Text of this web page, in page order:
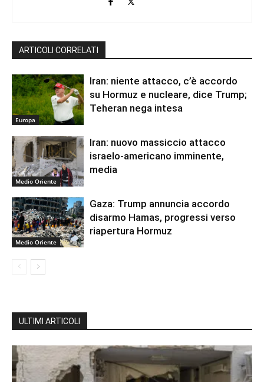
ARTICOLI CORRELATI
Europa
Iran: niente attacco, c’è accordo
su Hormuz e nucleare, dice Trump;
Teheran nega intesa
Medio Oriente
Iran: nuovo massiccio attacco
israelo-americano imminente,
media
Medio Oriente
Gaza: Trump annuncia accordo
disarmo Hamas, progressi verso
riapertura Hormuz
ULTIMI ARTICOLI